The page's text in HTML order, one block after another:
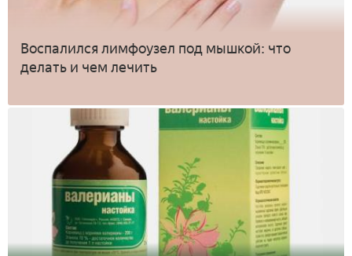
Воспалился лимфоузел под мышкой: что
делать и чем лечить